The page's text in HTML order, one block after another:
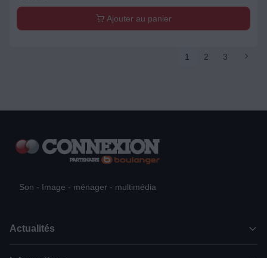
Ajouter au panier
1 2 3
Son - Image - ménager - multimédia
Actualités